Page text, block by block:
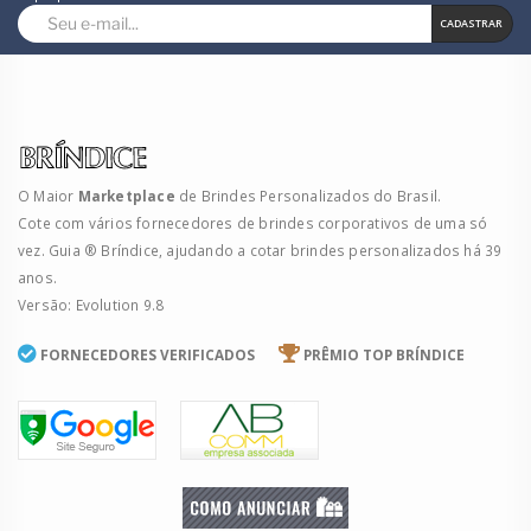
CADASTRAR
O Maior Marketplace de Brindes Personalizados do Brasil.
Cote com vários fornecedores de brindes corporativos de uma só
vez. Guia ® Bríndice, ajudando a cotar brindes personalizados há 39
anos.
Versão: Evolution 9.8
FORNECEDORES VERIFICADOS PRÊMIO TOP BRÍNDICE